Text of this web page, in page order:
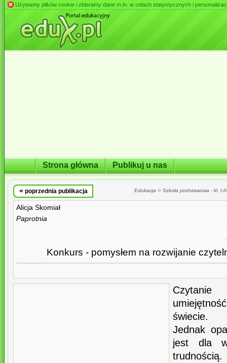
Używamy plików cookie i zbieramy dane m.in. w celach statystycznych i
Strona główna Publikuj u nas
« poprzednia publikacja Edukacja » Szkoła podstawowa - kl. I-
Alicja Skomiał
Paprotnia
Konkurs - pomysłem na rozwijanie
świecie.
Jednak
jest dla
trudnością.